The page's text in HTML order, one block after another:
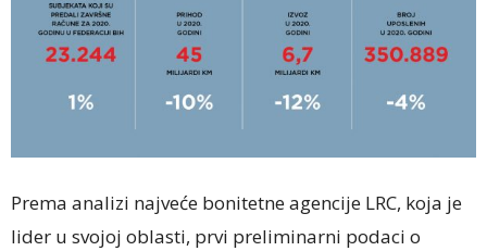
Prema analizi najveće bonitetne agencije LRC, koja je
lider u svojoj oblasti, prvi preliminarni podaci o